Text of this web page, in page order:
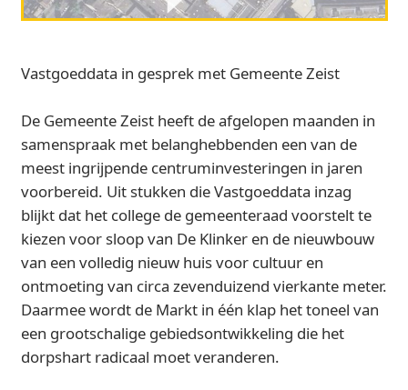
Vastgoeddata in gesprek met Gemeente Zeist
De Gemeente Zeist heeft de afgelopen maanden in
samenspraak met belanghebbenden een van de
meest ingrijpende centruminvesteringen in jaren
voorbereid. Uit stukken die Vastgoeddata inzag
blijkt dat het college de gemeenteraad voorstelt te
kiezen voor sloop van De Klinker en de nieuwbouw
van een volledig nieuw huis voor cultuur en
ontmoeting van circa zevenduizend vierkante meter.
Daarmee wordt de Markt in één klap het toneel van
een grootschalige gebiedsontwikkeling die het
dorpshart radicaal moet veranderen.